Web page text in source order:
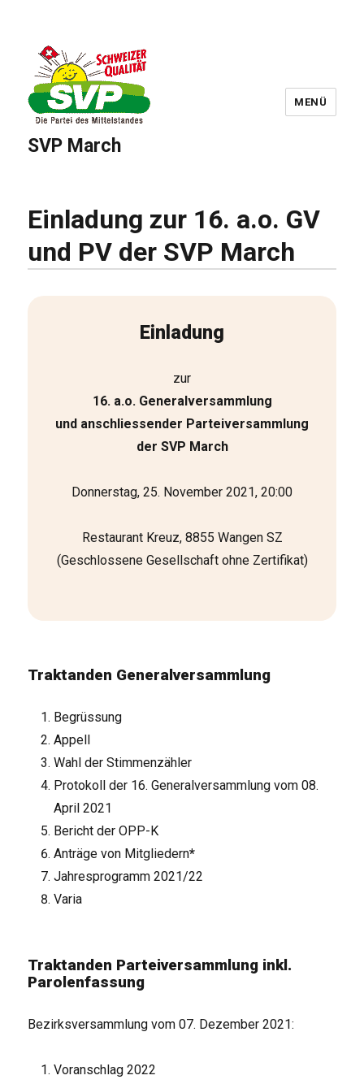
SVP March
MENÜ
Einladung zur 16. a.o. GV
und PV der SVP March
Einladung
zur
16. a.o. Generalversammlung
und anschliessender Parteiversammlung
der SVP March
Donnerstag, 25. November 2021, 20:00
Restaurant Kreuz, 8855 Wangen SZ
(Geschlossene Gesellschaft ohne Zertifikat)
Traktanden Generalversammlung
Begrüssung
Appell
Wahl der Stimmenzähler
Protokoll der 16. Generalversammlung vom 08.
April 2021
Bericht der OPP-K
Anträge von Mitgliedern*
Jahresprogramm 2021/22
Varia
Traktanden Parteiversammlung inkl.
Parolenfassung
Bezirksversammlung vom 07. Dezember 2021:
Voranschlag 2022